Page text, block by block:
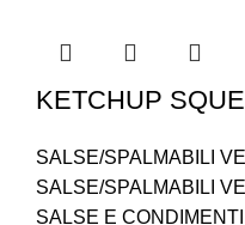
KETCHUP
SALSE/SPALMABILI
SALSE/SPALMABILI
SALSE E CONDIMENTI